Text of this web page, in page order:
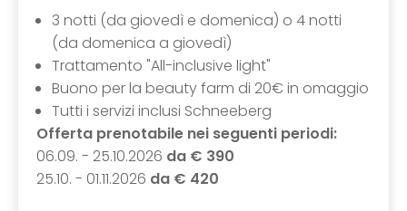
3 notti (da giovedì e domenica) o 4 notti
(da domenica a giovedì)
Trattamento "All-inclusive light"
Buono per la beauty farm di 20€ in omaggio
Tutti i servizi inclusi Schneeberg
Offerta prenotabile nei seguenti periodi:
06.09. - 25.10.2026 da € 390
25.10. - 01.11.2026 da € 420